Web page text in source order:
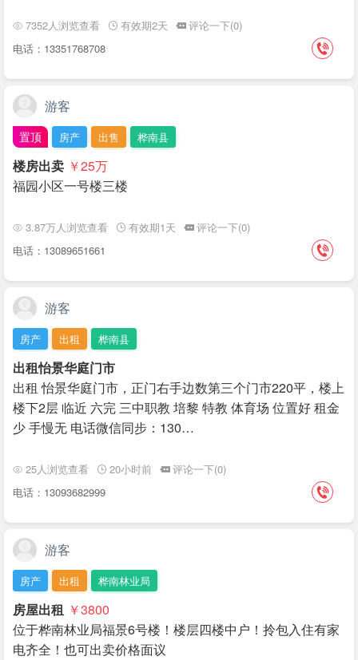
7352人浏览查看 有效期2天
评论一下(0)
电话：13351768708
游客
置顶 房产 出售 桦南县
楼房出卖 ￥25万
福园小区一号楼三楼
3.87万人浏览查看 有效期1天
评论一下(0)
电话：13089651661
游客
房产 出租 桦南县
出租怡景华庭门市
出租 怡景华庭门市，正门右手边数第三个门市220平，楼上
楼下2层 临近 六完 三中职教 培黎 特教 体育场 位置好 租金
少 手慢无 电话微信同步：130…
25人浏览查看 20小时前
评论一下(0)
电话：13093682999
游客
房产 出租 桦南林业局
房屋出租 ￥3800
位于桦南林业局福景6号楼！楼层四楼中户！拎包入住有家
电齐全！也可出卖价格面议